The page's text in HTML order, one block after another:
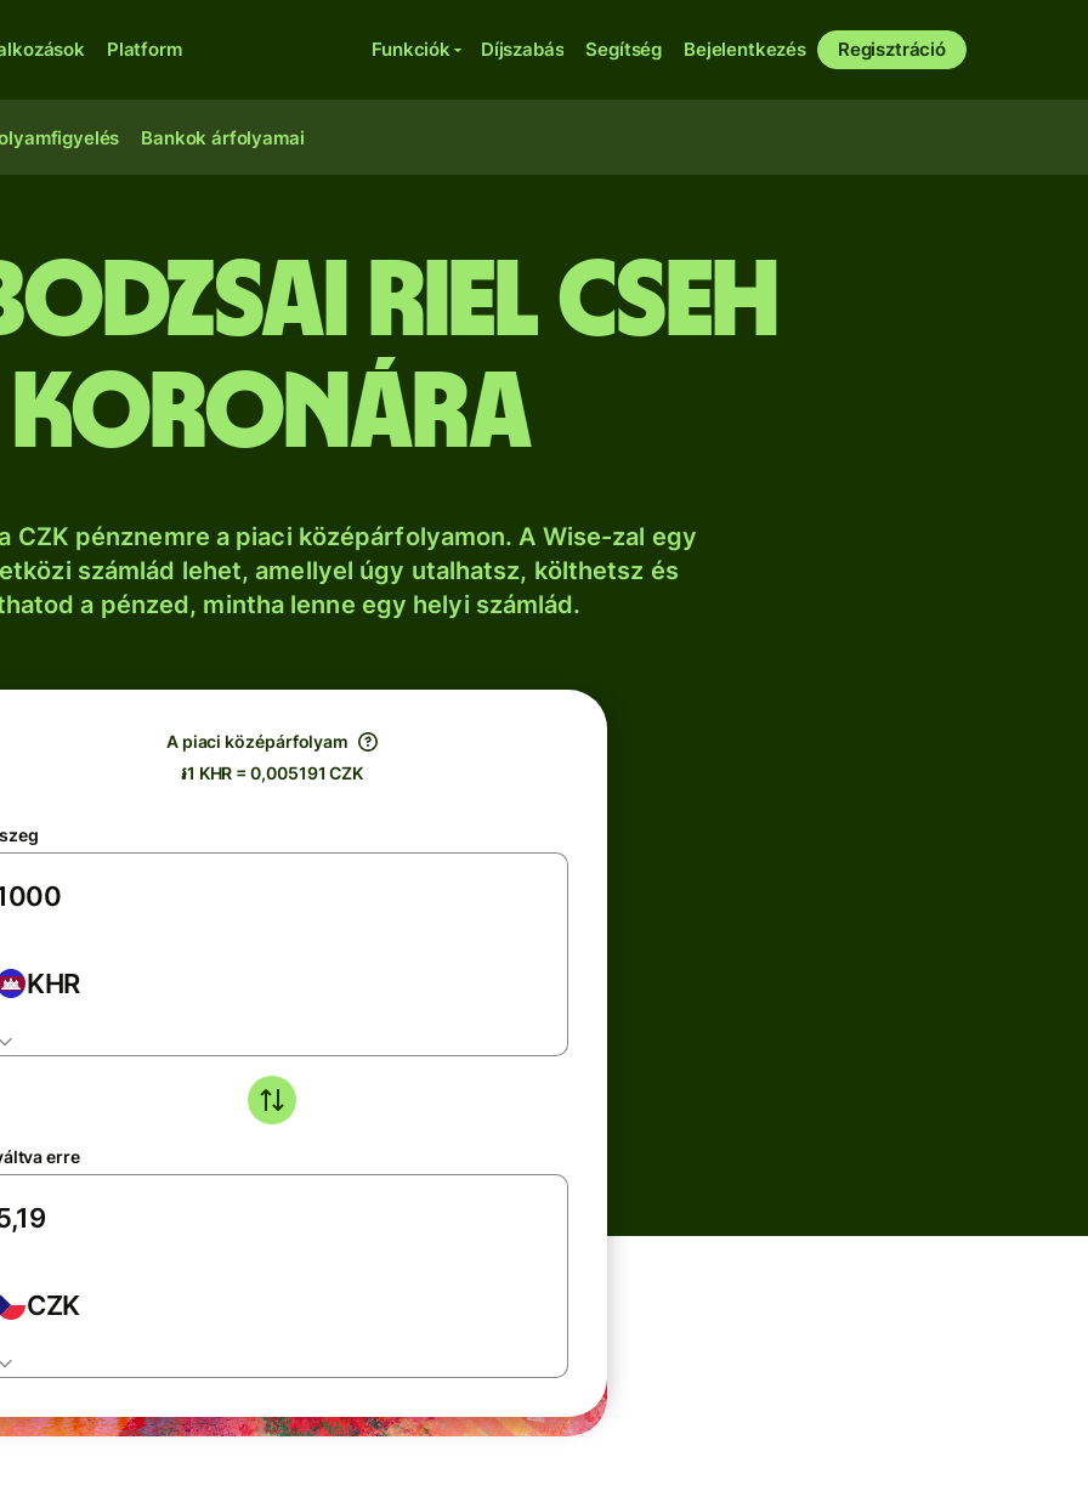
Platform Funkciók Díjszabás Segítség Bejelentkezés Regisztráció
Bankok árfolyamai
riel cseh
koronára
CZK pénznemre a piaci középárfolyamon. A Wise-zal egy
számlád lehet, amellyel úgy utalhatsz, költhetsz és
a pénzed, mintha lenne egy helyi számlád.
A piaci középárfolyam
៛1 KHR = 0,005191 CZK
KHR
erre
CZK